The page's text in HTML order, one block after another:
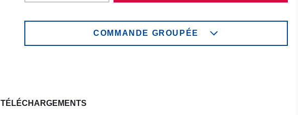
COMMANDE GROUPÉE
TÉLÉCHARGEMENTS